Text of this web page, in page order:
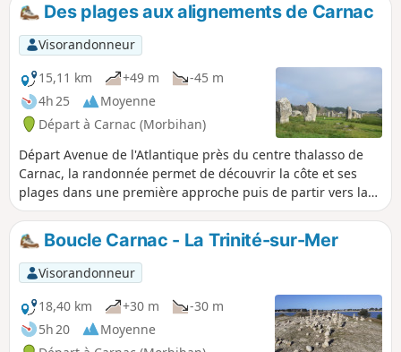
Des plages aux alignements de Carnac
Visorandonneur
15,11 km
+49 m
-45 m
4h 25
Moyenne
Départ à Carnac (Morbihan)
Départ Avenue de l'Atlantique près du centre thalasso de
Carnac, la randonnée permet de découvrir la côte et ses
plages dans une première approche puis de partir vers la
campagne et ses alignements, dolmens, cromlechs et
menhirs avant de retrouver les plages.
Boucle Carnac - La Trinité-sur-Mer
Visorandonneur
18,40 km
+30 m
-30 m
5h 20
Moyenne